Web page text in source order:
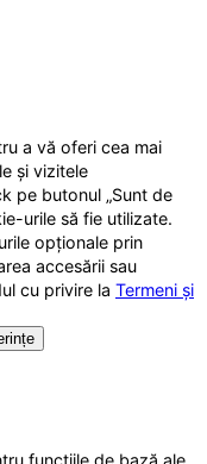
a vă oferi cea mai
și vizitele
pe butonul „Sunt de
urile să fie utilizate.
opționale prin
accesării sau
cu privire la Termeni și